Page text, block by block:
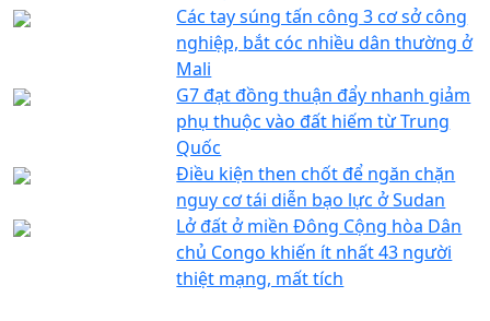
Các tay súng tấn công 3 cơ sở công
nghiệp, bắt cóc nhiều dân thường ở
Mali
G7 đạt đồng thuận đẩy nhanh giảm
phụ thuộc vào đất hiếm từ Trung
Quốc
Điều kiện then chốt để ngăn chặn
nguy cơ tái diễn bạo lực ở Sudan
Lở đất ở miền Đông Cộng hòa Dân
chủ Congo khiến ít nhất 43 người
thiệt mạng, mất tích